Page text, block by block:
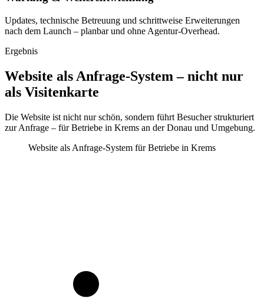
Updates, technische Betreuung und schrittweise Erweiterungen
nach dem Launch – planbar und ohne Agentur-Overhead.
Ergebnis
Website als Anfrage-System – nicht nur
als Visitenkarte
Die Website ist nicht nur schön, sondern führt Besucher strukturiert
zur Anfrage – für Betriebe in Krems an der Donau und Umgebung.
Website als Anfrage-System für Betriebe in Krems